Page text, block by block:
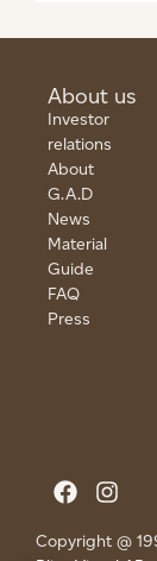
About us
Investor
relations
About
G.A.D
News
Material
Guide
FAQ
Press
Copyright @